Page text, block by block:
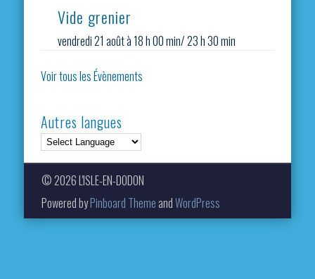
Vide grenier
vendredi 21 août à 18 h 00 min/23 h 30 min
Voir tous les Évènements
Autres langues
© 2026 L'ISLE-EN-DODON
Powered byPinboard Theme andWordPress